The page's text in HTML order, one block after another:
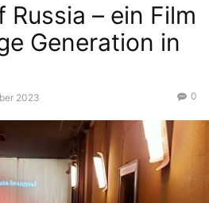
Russia – ein Film
Generation in
2023 0